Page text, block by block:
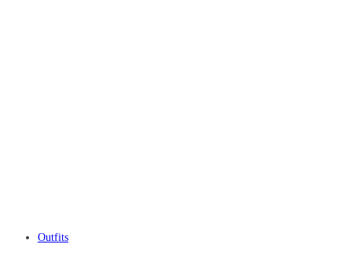
Outfits